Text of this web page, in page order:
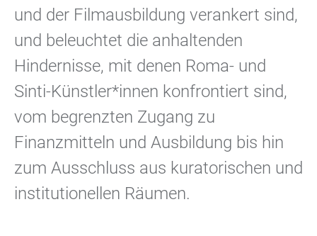
und der Filmausbildung verankert sind,
und beleuchtet die anhaltenden
Hindernisse, mit denen Roma- und
Sinti-Künstler*innen konfrontiert sind,
vom begrenzten Zugang zu
Finanzmitteln und Ausbildung bis hin
zum Ausschluss aus kuratorischen und
institutionellen Räumen.